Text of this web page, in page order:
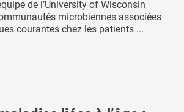
de l’University of Wisconsin
microbiennes associées
courantes chez les patients ...